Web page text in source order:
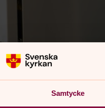
Samtycke